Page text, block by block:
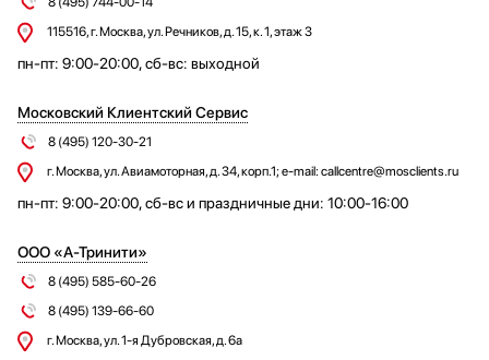
EuroCave
Wolf
Zigmund Shtain
115516, г. Москва, ул. Речников, д. 15, к. 1, этаж 3
пн-пт: 9:00-20:00, сб-вс: выходной
Московский Клиентский Сервис
8 (495) 120-30-21
г. Москва, ул. Авиамоторная, д. 34, корп.1; e-mail: callcentre@mosclients.ru
пн-пт: 9:00-20:00, сб-вс и праздничные дни: 10:00-16:00
ООО «А-Тринити»
8 (495) 585-60-26
8 (495) 139-66-60
г. Москва, ул. 1-я Дубровская, д. 6а